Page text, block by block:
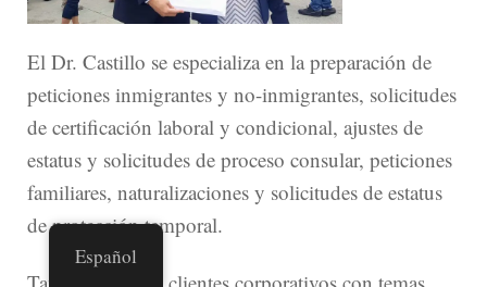
El Dr. Castillo se especializa en la preparación de
peticiones inmigrantes y no-inmigrantes, solicitudes
de certificación laboral y condicional, ajustes de
estatus y solicitudes de proceso consular, peticiones
familiares, naturalizaciones y solicitudes de estatus
de protección temporal.
Español